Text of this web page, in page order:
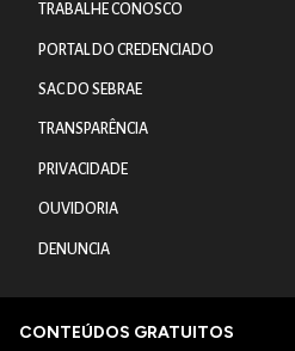
TRABALHE CONOSCO
PORTAL DO CREDENCIADO
SAC DO SEBRAE
TRANSPARÊNCIA
PRIVACIDADE
OUVIDORIA
DENUNCIA
CONTEÚDOS GRATUITOS